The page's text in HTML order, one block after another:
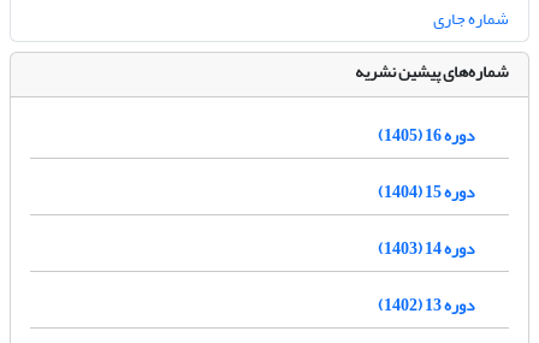
شماره جاری
شماره‌های پیشین نشریه
دوره 16 (1405)
دوره 15 (1404)
دوره 14 (1403)
دوره 13 (1402)